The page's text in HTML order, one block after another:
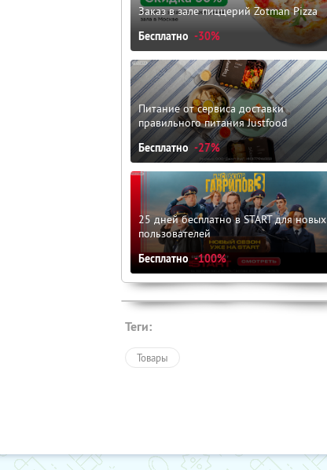
Заказ в зале пиццерий Zotman Pizza
Бесплатно -30%
Питание от сервиса доставки
правильного питания Justfood
Бесплатно -27%
25 дней бесплатно в START для новых
пользователей
Бесплатно -100%
Теги:
Товары